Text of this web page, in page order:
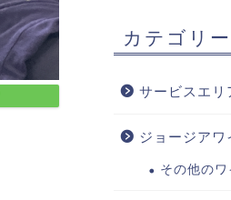
カテゴリー
サービスエリ
ジョージアワ
その他のワ